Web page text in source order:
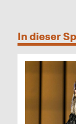
In dieser